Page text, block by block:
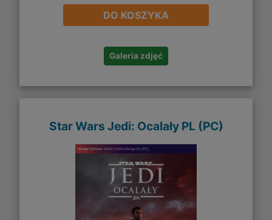
DO KOSZYKA
Galeria zdjęć
Star Wars Jedi: Ocalały PL (PC)